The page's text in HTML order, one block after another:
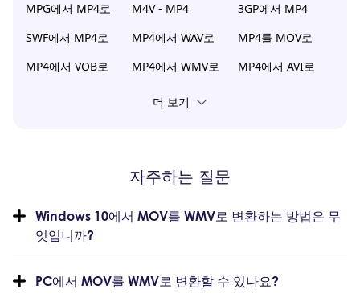
MPG에서 MP4로
M4V - MP4
3GP에서 MP4
SWF에서 MP4로
MP4에서 WAV로
MP4를 MOV로
MP4에서 VOB로
MP4에서 WMV로 MP4에서 AVI로
더 보기
자주하는 질문
Windows 10에서 MOV를 WMV로 변환하는 방법은 무
엇입니까?
PC에서 MOV를 WMV로 변환할 수 있나요?